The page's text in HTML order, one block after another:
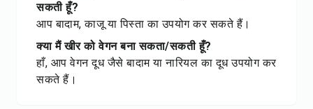
सकती हूँ?
आप बादाम, काजू या पिस्ता का उपयोग कर सकते हैं।
क्या मैं खीर को वेगन बना सकता/सकती हूँ?
हाँ, आप वेगन दूध जैसे बादाम या नारियल का दूध उपयोग कर
सकते हैं।